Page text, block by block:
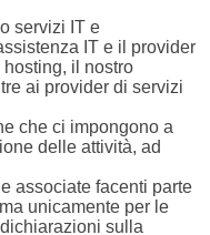
servizi IT e
IT e il provider
il nostro
ai provider di servizi
che ci impongono a
delle attività, ad
associate facenti parte
unicamente per le
sulla